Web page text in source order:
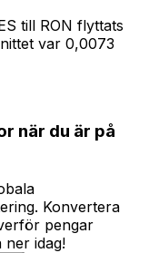
till RON flyttats
var 0,0073
när du är på
Konvertera
pengar
ner idag!